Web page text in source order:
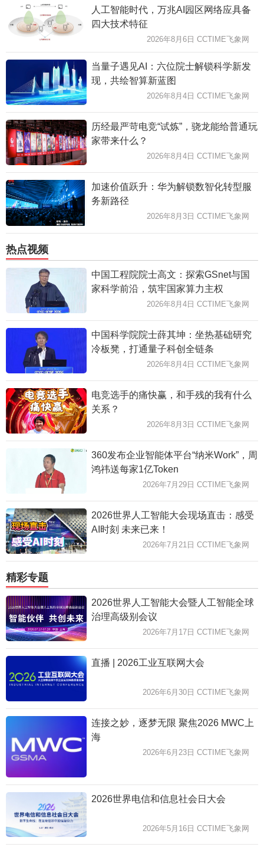
人工智能时代，万兆AI园区网络应具备
四大技术特征
2026年8月6日 CCTIME飞象网
当量子遇见AI：六位院士解锁科学新发
现，共绘智算新蓝图
2026年8月4日 CCTIME飞象网
历经最严苛电竞“试炼”，骁龙能给普通玩
家带来什么？
2026年8月4日 CCTIME飞象网
加速价值跃升：华为解锁数智化转型服
务新路径
2026年8月3日 CCTIME飞象网
热点视频
中国工程院院士高文：探索GSnet与国
家科学前沿，筑牢国家算力主权
2026年8月4日 CCTIME飞象网
中国科学院院士薛其坤：坐热基础研究
冷板凳，打通量子科创全链条
2026年8月4日 CCTIME飞象网
电竞选手的痛快赢，和手残的我有什么
关系？
2026年8月3日 CCTIME飞象网
360发布企业智能体平台“纳米Work”，周
鸿祎送每家1亿Token
2026年7月29日 CCTIME飞象网
2026世界人工智能大会现场直击：感受
AI时刻 未来已来！
2026年7月21日 CCTIME飞象网
精彩专题
2026世界人工智能大会暨人工智能全球
治理高级别会议
2026年7月17日 CCTIME飞象网
直播 | 2026工业互联网大会
2026年6月30日 CCTIME飞象网
连接之妙，逐梦无限 聚焦2026 MWC上
海
2026年6月23日 CCTIME飞象网
2026世界电信和信息社会日大会
2026年5月16日 CCTIME飞象网